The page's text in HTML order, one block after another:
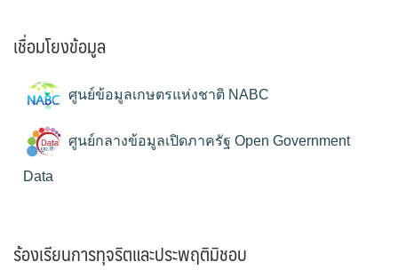
เชื่อมโยงข้อมูล
ศูนย์ข้อมูลเกษตรแห่งชาติ NABC
ศูนย์กลางข้อมูลเปิดภาครัฐ Open Government
Data
ร้องเรียนการทุจริตและประพฤติมิชอบ